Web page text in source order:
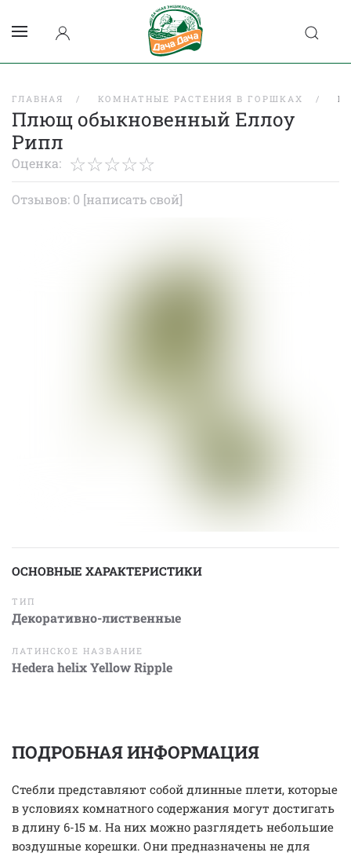
ГЛАВНАЯ КОМНАТНЫЕ РАСТЕНИЯ В ГОРШКАХ
Плющ обыкновенный Еллоу
Рипл
Оценка:
Отзывов: 0 [написать свой]
ОСНОВНЫЕ ХАРАКТЕРИСТИКИ
ТИП
Декоративно-лиственные
ЛАТИНСКОЕ НАЗВАНИЕ
Hedera helix Yellow Ripple
ПОДРОБНАЯ ИНФОРМАЦИЯ
Стебли представляют собой длинные плети, которые
в условиях комнатного содержания могут достигать
в длину 6-15 м. На них можно разглядеть небольшие
воздушные корешки. Они предназначены не для